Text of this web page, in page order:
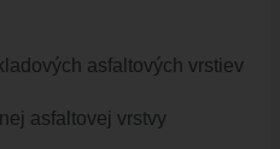
asfaltových vrstiev
asfaltovej vrstvy